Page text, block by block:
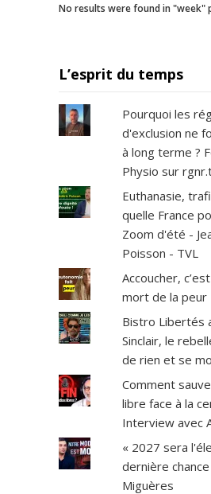
No results were found in "week"
L’esprit du temps
Pourquoi les
d'exclusion ne
à long terme ?
Physio sur
Euthanasie,
quelle France
Zoom d'été -
Poisson - TVL
Accoucher,
mort de la peur
Bistro Libertés
Sinclair, le
de rien et se
Comment
libre face à la
Interview avec
« 2027 sera
dernière
Miguères